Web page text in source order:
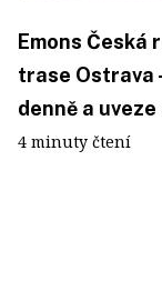
Emons
trase Ostrava
denně a
4 minuty čtení